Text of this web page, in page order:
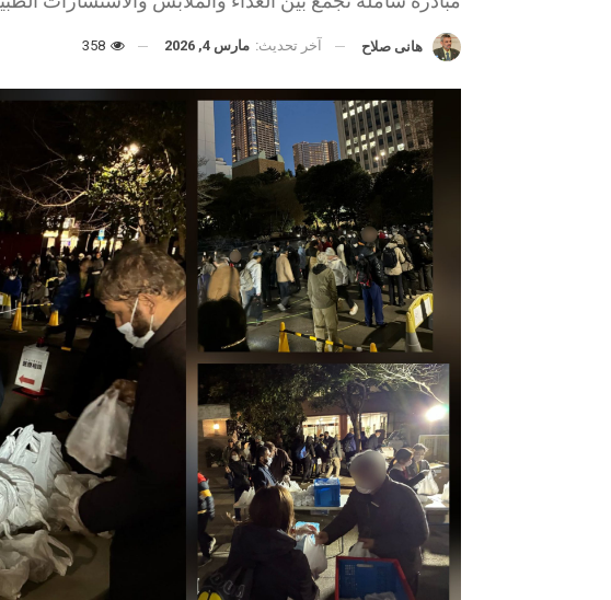
هانى صلاح آخر تحديث: مارس 4, 2026